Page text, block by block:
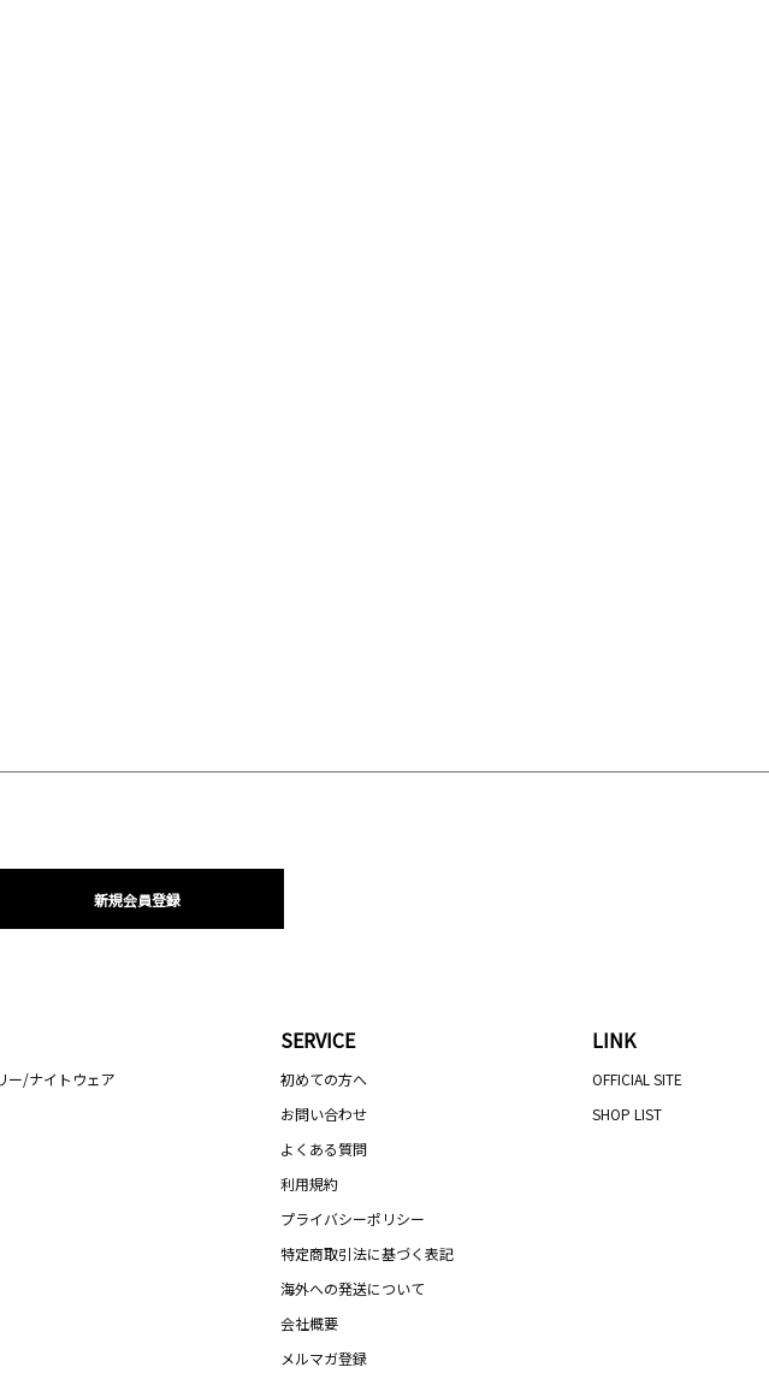
新規会員登録
ー/ナイトウェア
SERVICE
初めての方へ
お問い合わせ
よくある質問
利用規約
プライバシーポリシー
特定商取引法に基づく表記
海外への発送について
会社概要
メルマガ登録
LINK
OFFICIAL SITE
SHOP LIST